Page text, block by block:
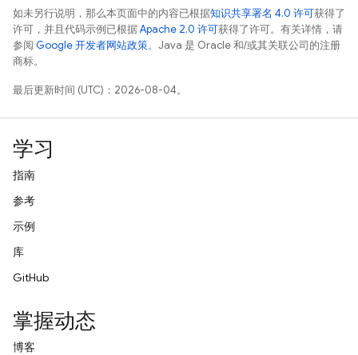
如未另行说明，那么本页面中的内容已根据知识共享署名 4.0 许可获得了
许可，并且代码示例已根据Apache 2.0 许可获得了许可。有关详情，请
参阅 Google 开发者网站政策。Java 是 Oracle 和/或其关联公司的注册
商标。
最后更新时间 (UTC)：2026-08-04。
学习
指南
参考
示例
库
GitHub
掌握动态
博客